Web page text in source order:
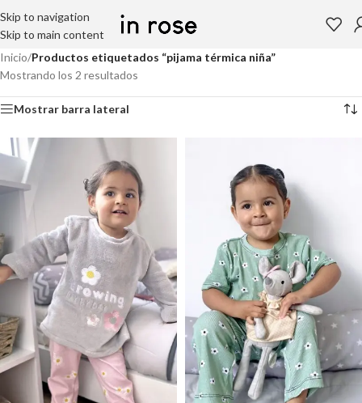
Skip to navigation
Skip to main content
Inicio/Productos etiquetados “pijama térmica niña”
Mostrando los 2 resultados
Mostrar barra lateral